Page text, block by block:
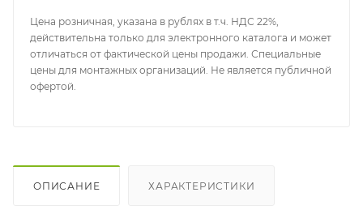
Цена розничная, указана в рублях в т.ч. НДС 22%,
действительна только для электронного каталога и может
отличаться от фактической цены продажи. Специальные
цены для монтажных организаций. Не является публичной
офертой.
ОПИСАНИЕ ХАРАКТЕРИСТИКИ